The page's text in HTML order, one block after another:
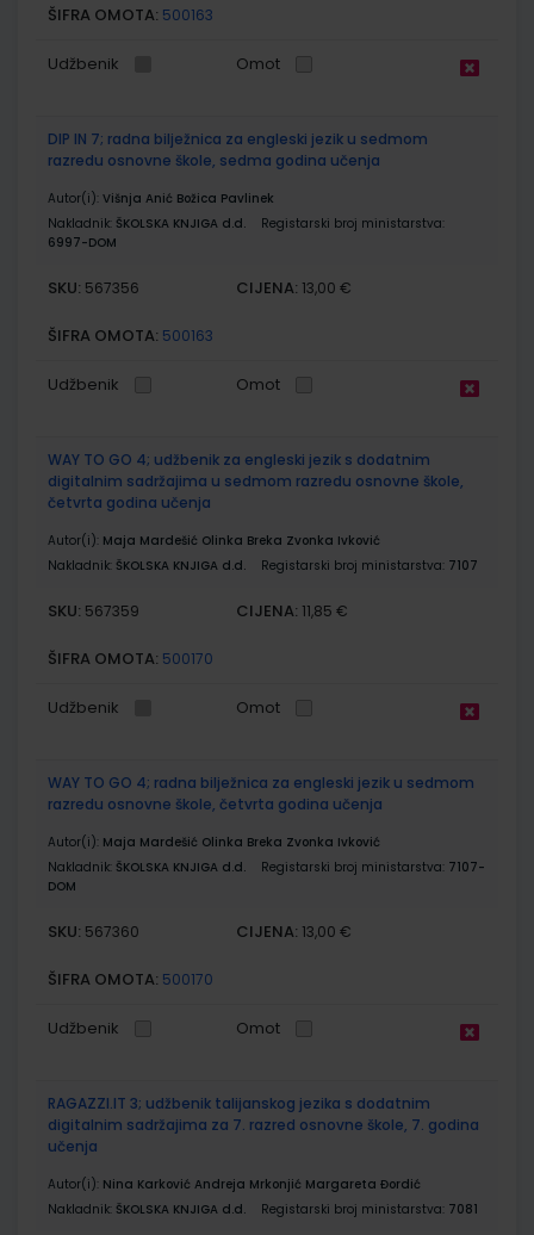
ŠIFRA OMOTA: 500163
Udžbenik Omot
DIP IN 7; radna bilježnica za engleski jezik u sedmom
razredu osnovne škole, sedma godina učenja
Autor(i): Višnja Anić Božica Pavlinek
Nakladnik: ŠKOLSKA KNJIGA d.d.
Registarski broj ministarstva:
6997-DOM
SKU: 567356 CIJENA: 13,00 €
ŠIFRA OMOTA: 500163
Udžbenik Omot
WAY TO GO 4; udžbenik za engleski jezik s dodatnim
digitalnim sadržajima u sedmom razredu osnovne škole,
četvrta godina učenja
Autor(i): Maja Mardešić Olinka Breka Zvonka Ivković
Nakladnik: ŠKOLSKA KNJIGA d.d. Registarski broj ministarstva: 7107
SKU: 567359 CIJENA: 11,85 €
ŠIFRA OMOTA: 500170
Udžbenik Omot
WAY TO GO 4; radna bilježnica za engleski jezik u sedmom
razredu osnovne škole, četvrta godina učenja
Autor(i): Maja Mardešić Olinka Breka Zvonka Ivković
Nakladnik: ŠKOLSKA KNJIGA d.d. Registarski broj ministarstva: 7107-
DOM
SKU: 567360 CIJENA: 13,00 €
ŠIFRA OMOTA: 500170
Udžbenik Omot
RAGAZZI.IT 3; udžbenik talijanskog jezika s dodatnim
digitalnim sadržajima za 7. razred osnovne škole, 7. godina
učenja
Autor(i): Nina Karković Andreja Mrkonjić Margareta Đordić
Nakladnik: ŠKOLSKA KNJIGA d.d. Registarski broj ministarstva: 7081